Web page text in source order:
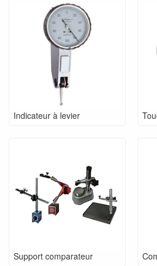
Indicateur à levier
Support comparateur